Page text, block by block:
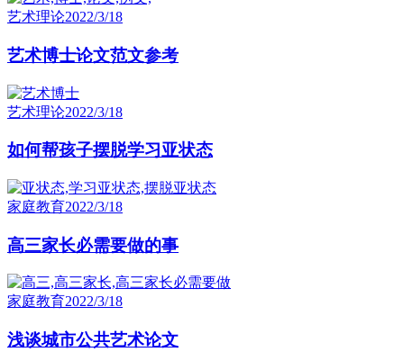
艺术理论2022/3/18
艺术博士论文范文参考
艺术理论2022/3/18
如何帮孩子摆脱学习亚状态
家庭教育2022/3/18
高三家长必需要做的事
家庭教育2022/3/18
浅谈城市公共艺术论文